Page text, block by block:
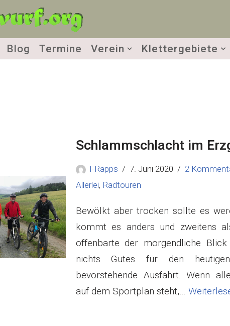
Blog Termine Verein Klettergebiete
Schlammschlacht im
FRapps 7. Juni 2020
2
Allerlei, Radtouren
Bewölkt aber trocken sollte es
kommt es anders und zweitens
offenbarte der morgendliche Blick
nichts Gutes für den
bevorstehende Ausfahrt. Wenn
auf dem Sportplan steht,…